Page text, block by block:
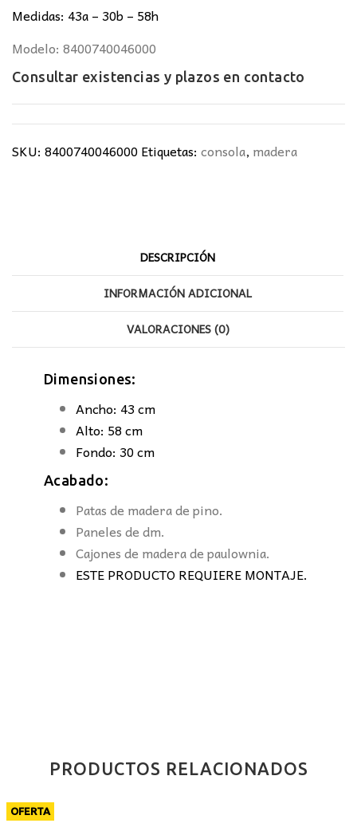
Medidas: 43a – 30b – 58h
Modelo: 8400740046000
Consultar existencias y plazos en contacto
SKU: 8400740046000Etiquetas: consola, madera
DESCRIPCIÓN
INFORMACIÓN ADICIONAL
VALORACIONES (0)
Dimensiones:
Ancho: 43 cm
Alto: 58 cm
Fondo: 30 cm
Acabado:
Patas de madera de pino.
Paneles de dm.
Cajones de madera de paulownia.
ESTE PRODUCTO REQUIERE MONTAJE.
PRODUCTOS RELACIONADOS
OFERTA